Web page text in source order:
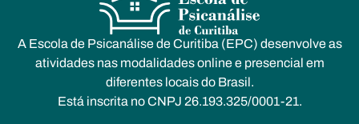
A Escola de Psicanálise de Curitiba (EPC) desenvolve as
atividades nas modalidades online e presencial em
diferentes locais do Brasil.
Está inscrita no CNPJ 26.193.325/0001-21.